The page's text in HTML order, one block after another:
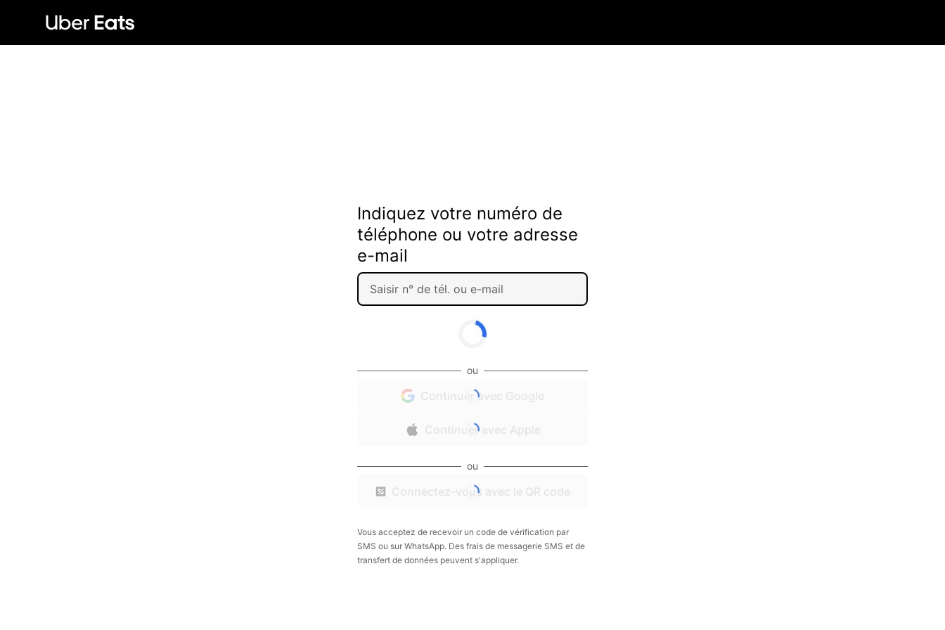
Indiquez votre numéro de
téléphone ou votre adresse
e-mail
ou
Continuer avec Google
Continuer avec Apple
ou
Connectez-vous avec le QR code
Vous acceptez de recevoir un code de vérification par
SMS ou sur WhatsApp. Des frais de messagerie SMS et de
transfert de données peuvent s'appliquer.